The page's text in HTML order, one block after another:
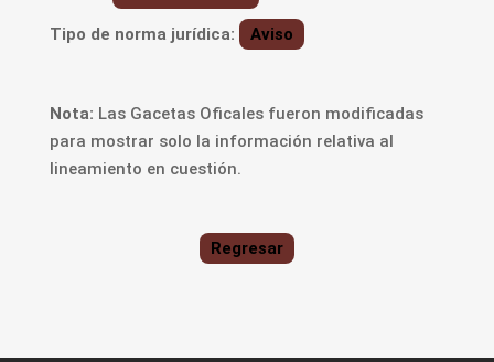
Tipo de norma jurídica: Aviso
Nota: Las Gacetas Oficales fueron modificadas
para mostrar solo la información relativa al
lineamiento en cuestión.
Regresar